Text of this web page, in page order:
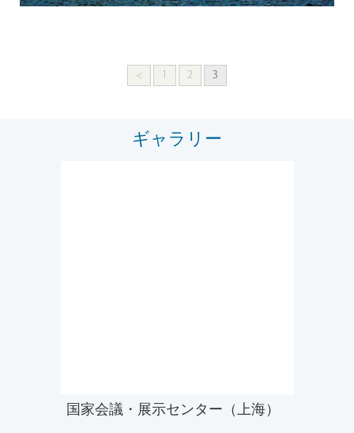
< 1 2 3
ギャラリー
国家会議・展示センター（上海）